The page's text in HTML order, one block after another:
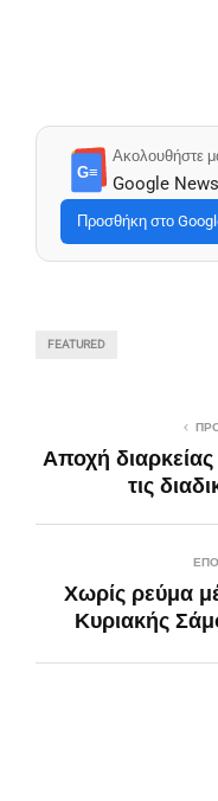
G≡
Ακολουθήστε
Google News
Προσθήκη στο
FEATURED
Αποχή
τις
Χωρίς ρεύμα
Κυριακής